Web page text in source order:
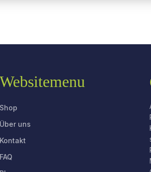
Websitemenu
Shop
Über uns
Kontakt
FAQ